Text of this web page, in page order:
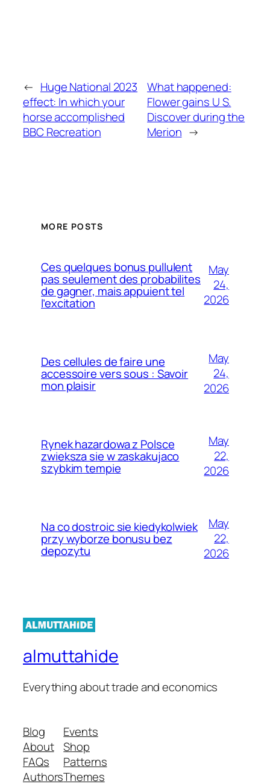
← Huge National 2023
effect: In which your
horse accomplished
BBC Recreation
What happened:
Flower gains U S.
Discover during the
Merion →
MORE POSTS
Ces quelques bonus pullulent
pas seulement des probabilites
de gagner, mais appuient tel
l’excitation
May
24,
2026
Des cellules de faire une
accessoire vers sous : Savoir
mon plaisir
May
24,
2026
Rynek hazardowa z Polsce
zwieksza sie w zaskakujaco
szybkim tempie
May
22,
2026
Na co dostroic sie kiedykolwiek
przy wyborze bonusu bez
depozytu
May
22,
2026
almuttahide
Everything about trade and economics
Blog
About
FAQs
Authors
Events
Shop
Patterns
Themes